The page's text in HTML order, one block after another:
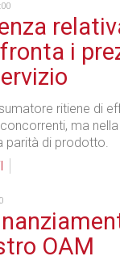
i
ritiene di
ma
parità di prodotto.
OAM